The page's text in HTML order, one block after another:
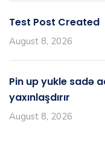
Test Post Created
August 8, 2026
Pin up yukle sadə
yaxınlaşdırır
August 8, 2026